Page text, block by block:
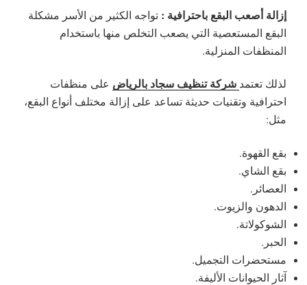
إزالة أصعب البقع باحترافية : تواجه الكثير من الأسر مشكلة
البقع المستعصية التي يصعب التخلص منها باستخدام
المنظفات المنزلية.
لذلك تعتمد شركة تنظيف سجاد بالرياض على منظفات
احترافية وتقنيات حديثة تساعد على إزالة مختلف أنواع البقع،
مثل:
بقع القهوة.
بقع الشاي.
العصائر.
الدهون والزيوت.
الشوكولاتة.
الحبر.
مستحضرات التجميل.
آثار الحيوانات الأليفة.